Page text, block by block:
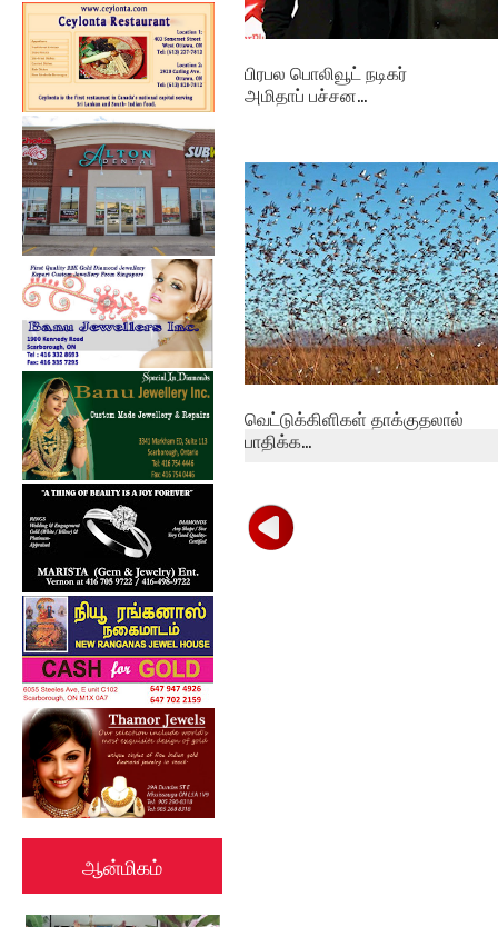
ஆன்மிகம்
பிரபல பொலிவூட் நடிகர்
அமிதாப் பச்சன...
வெட்டுக்கிளிகள் தாக்குதலால்
பாதிக்க...